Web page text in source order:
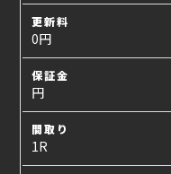
更新料
0円
保証金
円
間取り
1R